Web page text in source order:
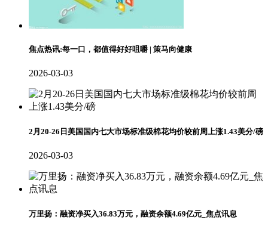
焦点热讯:每一口，都值得好好咀嚼 | 策马向健康
2026-03-03
2月20-26日美国国内七大市场标准级棉花均价较前周上涨1.43美分/磅
2026-03-03
万里扬：融资净买入36.83万元，融资余额4.69亿元_焦点讯息